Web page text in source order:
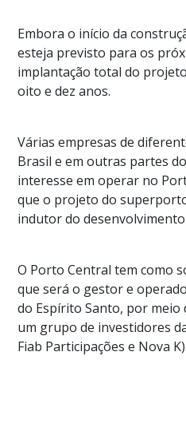
Embora o início da
esteja previsto para os
implantação total do
oito e dez anos.
Várias empresas de
Brasil e em outras partes
interesse em operar no
que o projeto do
indutor do
O Porto Central tem como
que será o gestor e
do Espírito Santo, por meio
um grupo de investidores
Fiab Participações e Nova K).